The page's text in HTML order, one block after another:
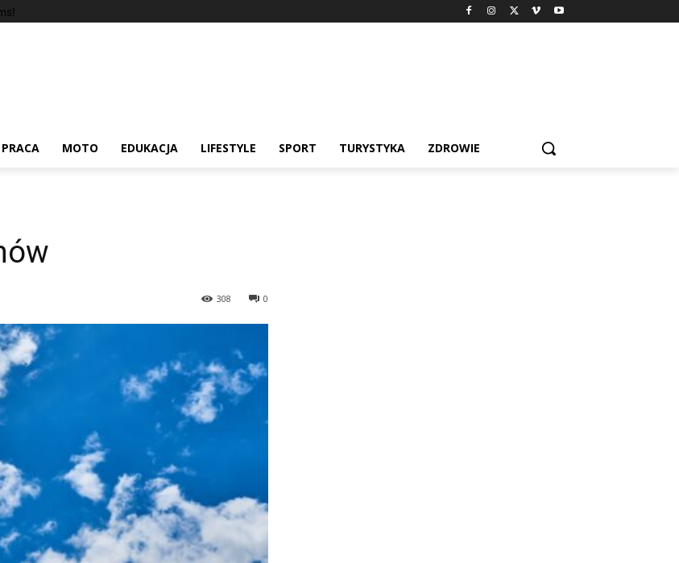
PRACA MOTO EDUKACJA LIFESTYLE SPORT TURYSTYKA ZDROWIE
0
308